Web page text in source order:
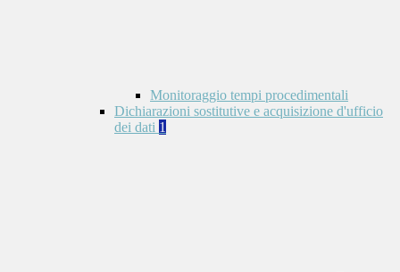
Monitoraggio tempi procedimentali
Dichiarazioni sostitutive e acquisizione d'ufficio
dei dati 1